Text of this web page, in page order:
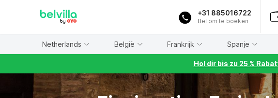
+31 885016722
Bel om te boeken
Netherlands België Frankrijk Spanje
Hol dir bis zu 25 %